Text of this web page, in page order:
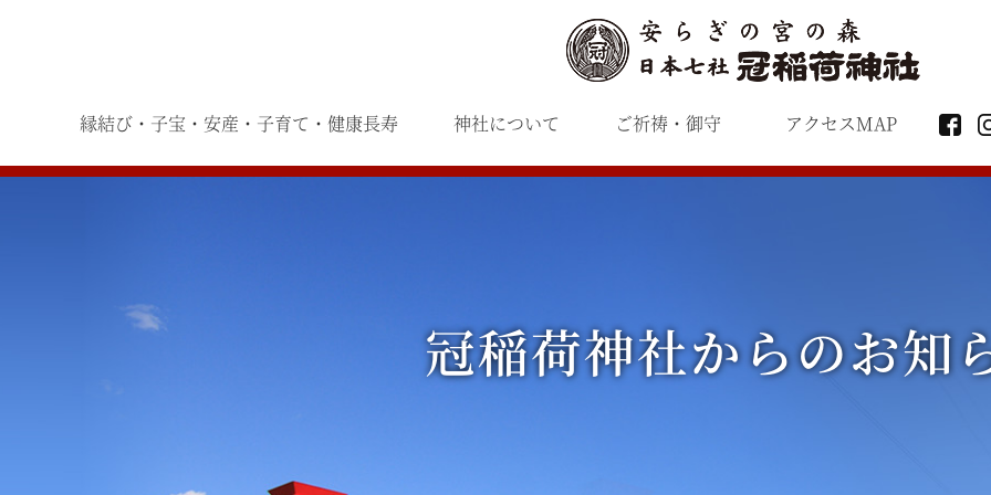
縁結び・子宝・安産・子育て・健康長寿 神社について ご祈祷・御守 アクセスMAP
冠稲荷神社からのお知